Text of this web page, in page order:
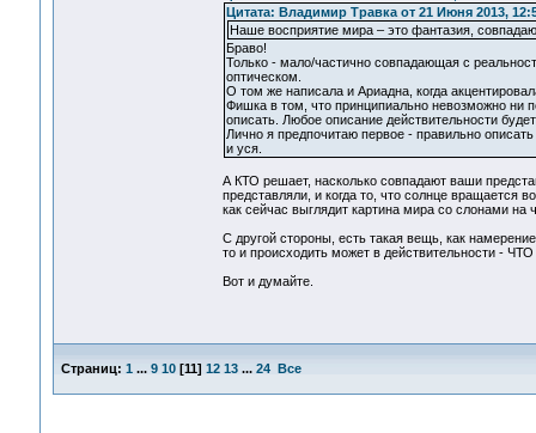
Цитата: Владимир Травка от 21 Июня 2013,
Наше восприятие мира – это фантазия,
Браво!
Только - мало/частично совпадающая с
оптическом.
О том же написала и Ариадна, когда
Фишка в том, что принципиально невозможно ни
описать. Любое описание действительности
Лично я предпочитаю первое - правильно
и уся.
А КТО решает, насколько совпадают ваши
представляли, и когда то, что солнце вращается
как сейчас выглядит картина мира со слонами на
С другой стороны, есть такая вещь, как
то и происходить может в действительности -
Вот и думайте.
Страниц: 1 ... 9 10[11] 12 13 ... 24 Все